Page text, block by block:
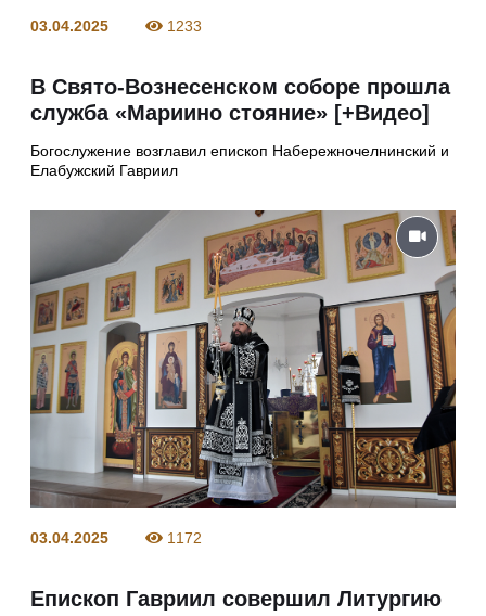
03.04.2025 1233
В Свято-Вознесенском соборе прошла
служба «Мариино стояние» [+Видео]
Богослужение возглавил епископ Набережночелнинский и
Елабужский Гавриил
03.04.2025 1172
Епископ Гавриил совершил Литургию